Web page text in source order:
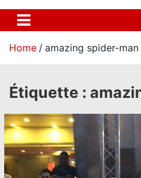
n
t
Home amazing spider-man
Étiquette :